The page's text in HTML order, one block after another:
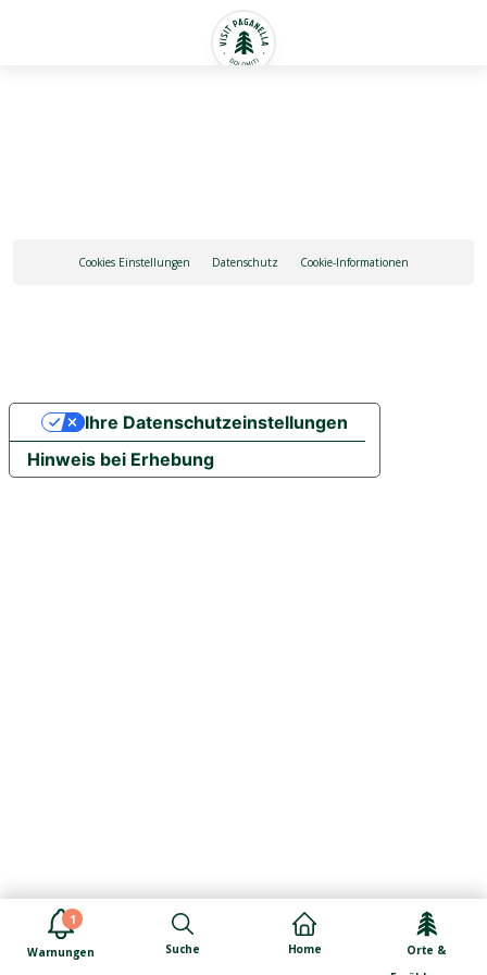
1
Warnungen Suche Home
Orte &
Cookies Einstellungen Datenschutz Cookie-Informationen
Hinweis bei Erhebung
Ihre Datenschutzeinstellungen